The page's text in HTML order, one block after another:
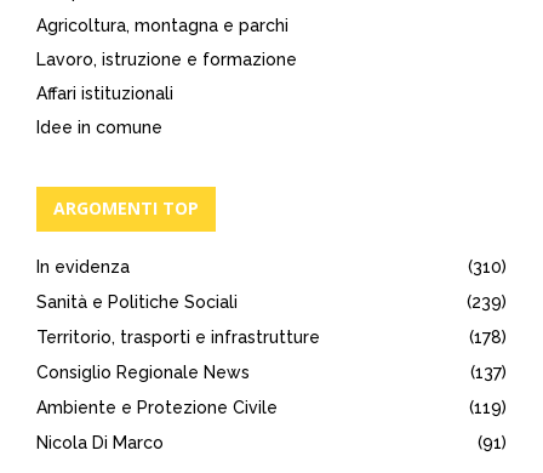
Agricoltura, montagna e parchi
Lavoro, istruzione e formazione
Affari istituzionali
Idee in comune
ARGOMENTI TOP
In evidenza
(310)
Sanità e Politiche Sociali
(239)
Territorio, trasporti e infrastrutture
(178)
Consiglio Regionale News
(137)
Ambiente e Protezione Civile
(119)
Nicola Di Marco
(91)